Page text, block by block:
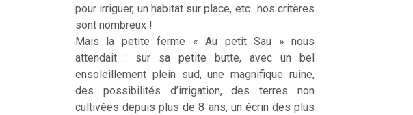
pour irriguer, un habitat sur place, etc…nos critères
sont nombreux !
Mais la petite ferme « Au petit Sau » nous
attendait : sur sa petite butte, avec un bel
ensoleillement plein sud, une magnifique ruine,
des possibilités d’irrigation, des terres non
cultivées depuis plus de 8 ans, un écrin des plus